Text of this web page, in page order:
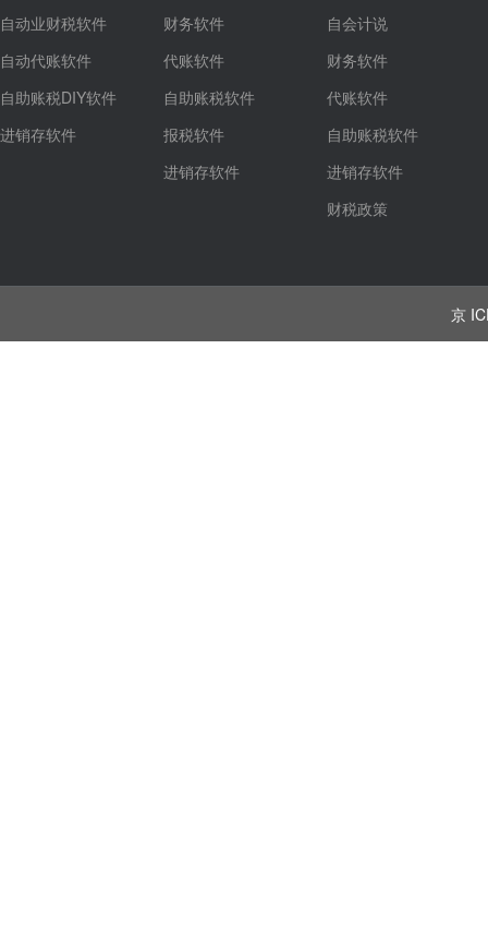
自动业财税软件
自动代账软件
自助账税DIY软件
进销存软件
财务软件
代账软件
自助账税软件
报税软件
进销存软件
自会计说
财务软件
代账软件
自助账税软件
进销存软件
财税政策
京